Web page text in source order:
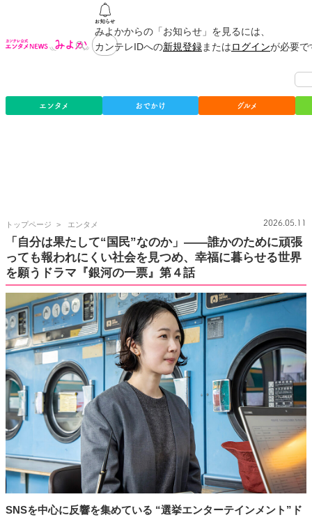
みよかからの「お知らせ」を見るには、
カンテレIDへの新規登録またはログインが必要
エンタメ おでかけ グルメ
トップページ
テ
レ
公
式
エ
ン
タ
メ
N
E
W
S
「
み
よ
か
」
エンタメ 2026.05.11
「自分は果たして“国民”なのか」——誰かのために頑張
っても報われにくい社会を見つめ、幸福に暮らせる世界
を願うドラマ『銀河の一票』第４話
SNSを中心に反響を集めている “選挙エンターテインメント”ド